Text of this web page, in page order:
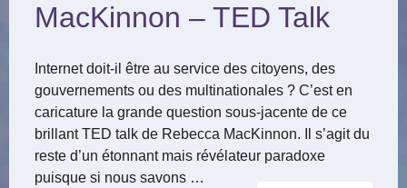
MacKinnon – TED Talk
Internet doit-il être au service des citoyens, des
gouvernements ou des multinationales ? C’est en
caricature la grande question sous-jacente de ce
brillant TED talk de Rebecca MacKinnon. Il s’agit du
reste d’un étonnant mais révélateur paradoxe
puisque si nous savons …